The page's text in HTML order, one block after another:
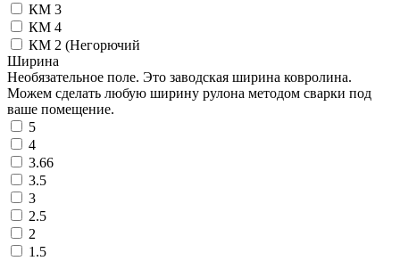
КМ 3
КМ 4
КМ 2 (Негорючий
Ширина
Необязательное поле. Это заводская ширина ковролина.
Можем сделать любую ширину рулона методом сварки под
ваше помещение.
5
4
3.66
3.5
3
2.5
2
1.5